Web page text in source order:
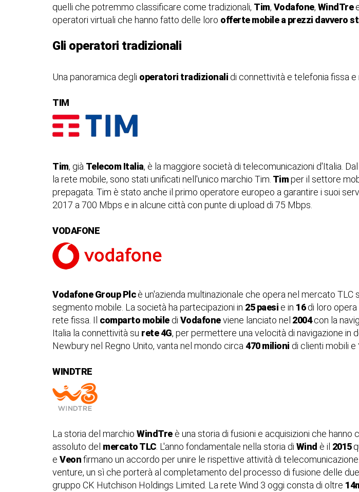
quelli che potremmo classificare come tradizionali, Tim, Vodafone, WindTre
operatori virtuali che hanno fatto delle loro offerte mobile a prezzi davvero
Gli operatori tradizionali
Una panoramica degli operatori tradizionali di connettività e telefonia fissa
TIM
Tim, già Telecom Italia, è la maggiore società di telecomunicazioni d'Italia. Dal
la rete mobile, sono stati unificati nell'unico marchio Tim. Timper il settore
prepagata. Tim è stato anche il primo operatore europeo a garantire i suoi
2017 a 700 Mbps e in alcune città con punte di upload di 75 Mbps.
VODAFONE
Vodafone Group Plcè un'azienda multinazionale che opera nel mercato
segmento mobile. La società ha partecipazioni in 25 paesi e in 16di loro
rete fissa. Il comparto mobiledi Vodafoneviene lanciato nel 2004con la
Italia la connettività su rete 4G, per permettere una velocità di navigazione in
Newbury nel Regno Unito, vanta nel mondo circa 470 milioni di clienti mobili e
WINDTRE
La storia del marchio WindTreè una storia di fusioni e acquisizioni che hanno
assoluto del mercato TLC. L'anno fondamentale nella storia di Wind è il 2015
e Veonfirmano un accordo per unire le rispettive attività di
venture, un sì che porterà al completamento del processo di fusione delle due
gruppo CK Hutchison Holdings Limited. La rete Wind 3 oggi consta di oltre